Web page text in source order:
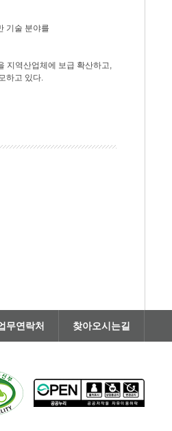
기술 분야를
지역산업체에 보급 확산하고,
하고 있다.
무연락처 찾아오시는길